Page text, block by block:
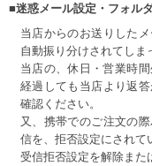
■迷惑メール設定・フォルダ
当店からのお送りした
自動振り分けされてしま
当店の、休日・営業時
経過しても当店より返
確認ください。
又、携帯でのご注文の
信を、拒否設定にされて
受信拒否設定を解除また